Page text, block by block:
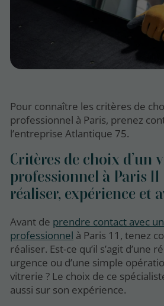
Pour connaître les critères de
professionnel à Paris, prenez
l’entreprise Atlantique 75.
Critères de choix d’un
professionnel à Paris
réaliser, expérience et
Avant de prendre contact avec
professionnel à Paris 11, tenez
réaliser. Est-ce qu’il s’agit d’une
urgence ou d’une simple
vitrerie ? Le choix de ce
aussi sur son expérience.